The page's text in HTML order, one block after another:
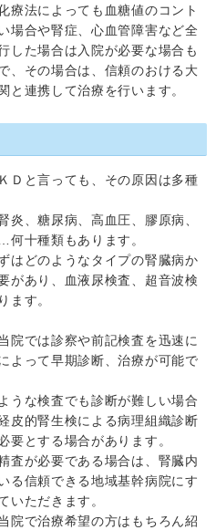
療法によっても血糖値のコント
場合や腎症、心血管障害など全
した場合は入院が必要な場合も
、その場合は、信頼のおける大
と連携して治療を行います。
Ｄと言っても、その原因は多種
炎、糖尿病、高血圧、膠原病、
何十種類もあります。
はどのようなタイプの腎臓病か
があり、血液尿検査、超音波検
ます。
院では診察や前記検査を迅速に
よって早期診断、治療が可能で
うな検査でも診断が難しい場合
皮的腎生検による病理組織診断
要とする場合があります。
査が必要である場合は、腎臓内
る信頼できる地域基幹病院にす
いただきます。
院で治療希望の方はもちろん紹